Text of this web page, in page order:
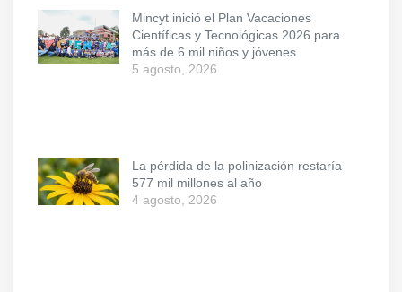
Mincyt inició el Plan Vacaciones
Científicas y Tecnológicas 2026 para
más de 6 mil niños y jóvenes
5 agosto, 2026
La pérdida de la polinización restaría
577 mil millones al año
4 agosto, 2026